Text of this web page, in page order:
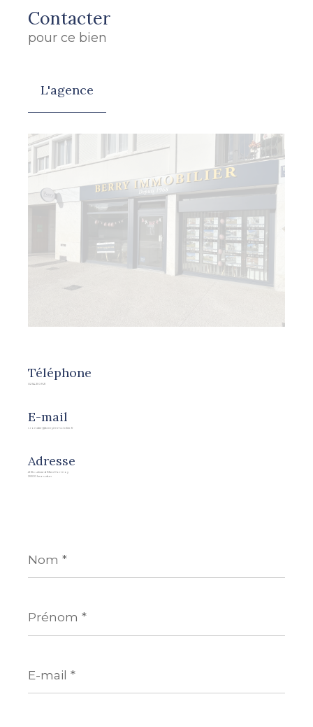
Contacter
pour ce bien
L'agence
Téléphone
02 54 21 09 21
E-mail
r.rondier@berryimmobilier.fr
Adresse
41 Boulevard Marx Dormoy
36100 Issoudun
*
*
mail
*